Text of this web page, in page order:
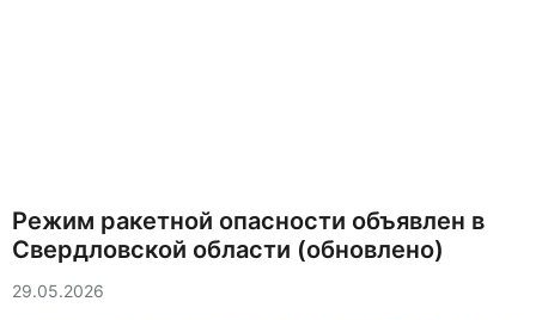
Режим ракетной опасности объявлен в
Свердловской области (обновлено)
29.05.2026